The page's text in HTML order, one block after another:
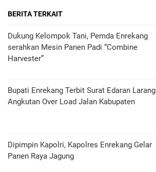
BERITA TERKAIT
Dukung Kelompok Tani, Pemda Enrekang
serahkan Mesin Panen Padi “Combine
Harvester”
Bupati Enrekang Terbit Surat Edaran Larang
Angkutan Over Load Jalan Kabupaten
Dipimpin Kapolri, Kapolres Enrekang Gelar
Panen Raya Jagung